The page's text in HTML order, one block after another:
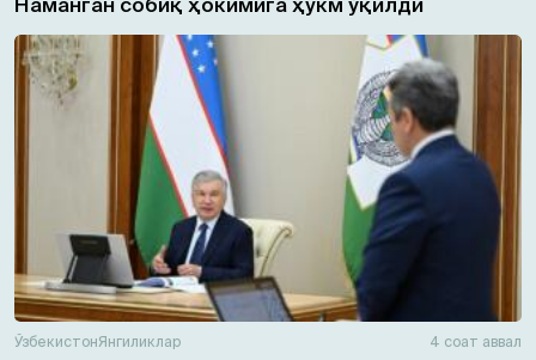
ЎзбекистонЯнгиликлар 4 соат аввал